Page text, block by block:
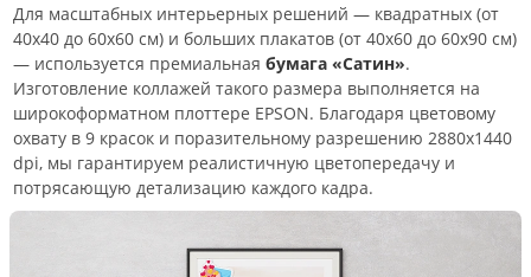
Для масштабных интерьерных решений — квадратных (от
40х40 до 60х60 см) и больших плакатов (от 40х60 до 60х90 см)
— используется премиальная бумага «Сатин».
Изготовление коллажей такого размера выполняется на
широкоформатном плоттере EPSON. Благодаря цветовому
охвату в 9 красок и поразительному разрешению 2880х1440
dpi, мы гарантируем реалистичную цветопередачу и
потрясающую детализацию каждого кадра.